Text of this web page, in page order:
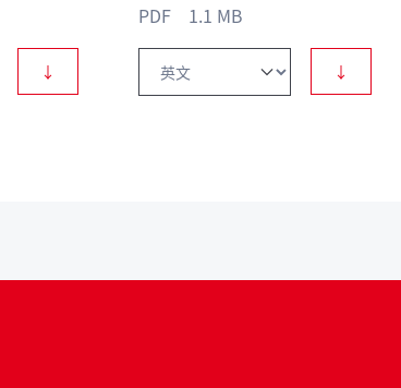
↓
PDF 1.1 MB
↓